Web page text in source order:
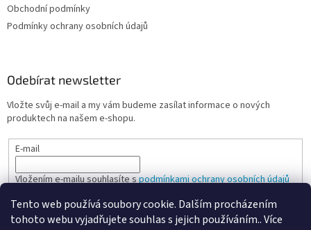
Tento web používá soubory cookie. Dalším procházením
tohoto webu vyjadřujete souhlas s jejich používáním.. Více
Obchodní podmínky
Podmínky ochrany osobních údajů
Odebírat newsletter
Vložte svůj e-mail a my vám budeme zasílat informace o nových
produktech na našem e-shopu.
E-mail
Vložením e-mailu souhlasíte spodmínkami ochrany osobních údajů
PŘIHLÁSIT SE